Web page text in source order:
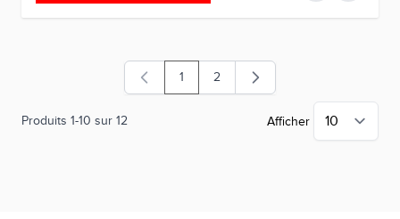
Produits 1-10 sur 12
Vous lisez actuellement la page
1 Page
2
Afficher